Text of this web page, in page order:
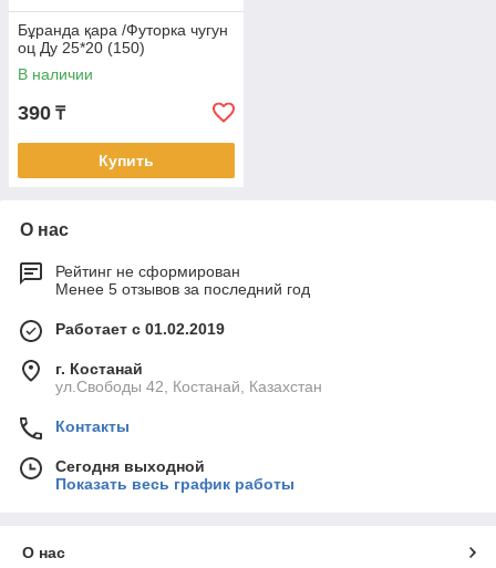
Бұранда қара /Футорка чугун
оц Ду 25*20 (150)
В наличии
390 ₸
Купить
О нас
Рейтинг не сформирован
Менее 5 отзывов за последний год
Работает с 01.02.2019
г. Костанай
ул.Свободы 42, Костанай, Казахстан
Контакты
Сегодня выходной
Показать весь график работы
О нас